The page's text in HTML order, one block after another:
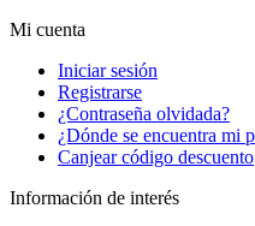
Mi cuenta
Iniciar sesión
Registrarse
¿Contraseña olvidada?
¿Dónde se encuentra mi
Canjear código descuento
Información de interés